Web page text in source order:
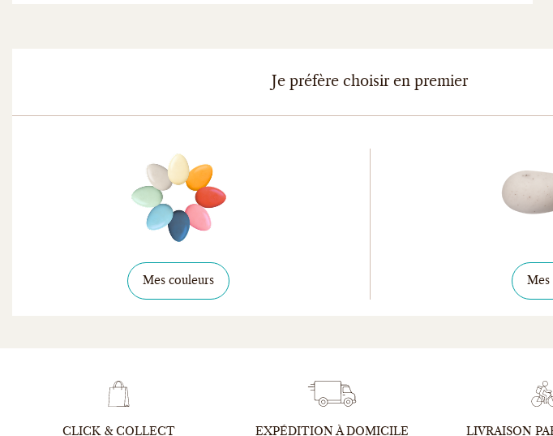
Je préfère choisir en premier
Mes couleurs Mes
CLICK & COLLECT EXPÉDITION À DOMICILE LIVRAISON